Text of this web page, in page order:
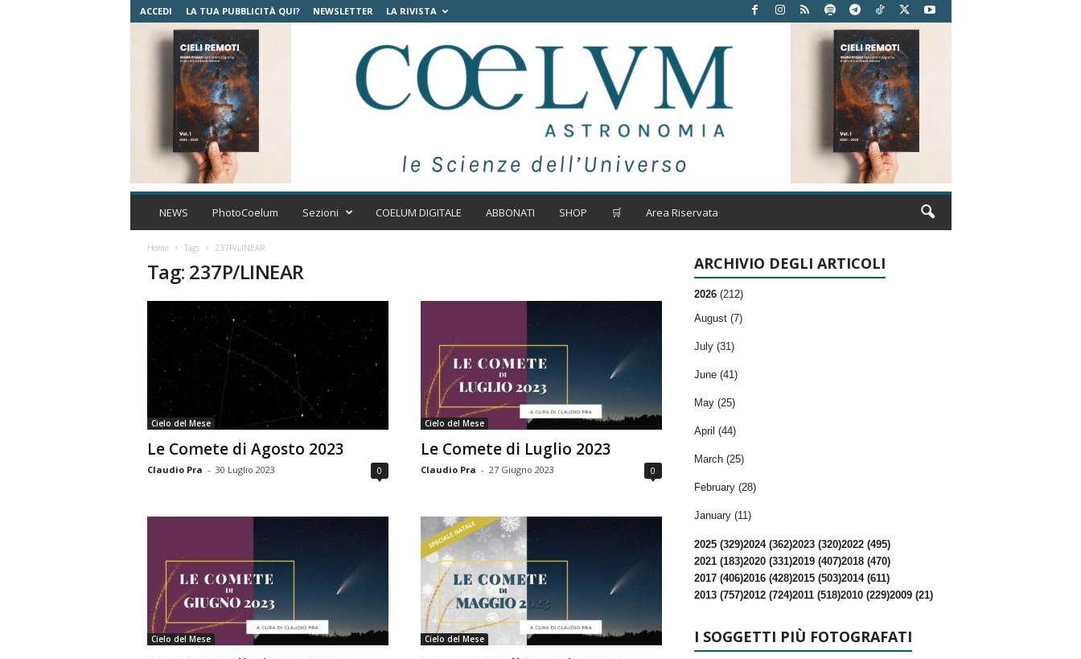
ACCEDI LA TUA PUBBLICITÀ QUI? NEWSLETTER LA RIVISTA
C
m
s
o
o
m
i
a
NEWS PhotoCoelum Sezioni COELUM DIGITALE ABBONATI SHOP 🛒 Area Riservata
Home Tags 237P/LINEAR
Tag: 237P/LINEAR
Cielo del Mese
Le Comete di Agosto 2023
Claudio Pra - 30 Luglio 2023 0
Cielo del Mese
Le Comete di Luglio 2023
Claudio Pra - 27 Giugno 2023 0
Cielo del Mese Cielo del Mese
ARCHIVIO DEGLI ARTICOLI
2026 (212)
August (7)
July (31)
June (41)
May (25)
April (44)
March (25)
February (28)
January (11)
2025 (329)2024 (362)2023 (320)2022 (495)
2021 (183)2020 (331)2019 (407)2018 (470)
2017 (406)2016 (428)2015 (503)2014 (611)
2013 (757)2012 (724)2011 (518)2010 (229)2009 (21)
I SOGGETTI PIÙ FOTOGRAFATI